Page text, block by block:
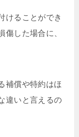
けることができ
傷した場合に、
補償や特約はほ
違いと言えるの